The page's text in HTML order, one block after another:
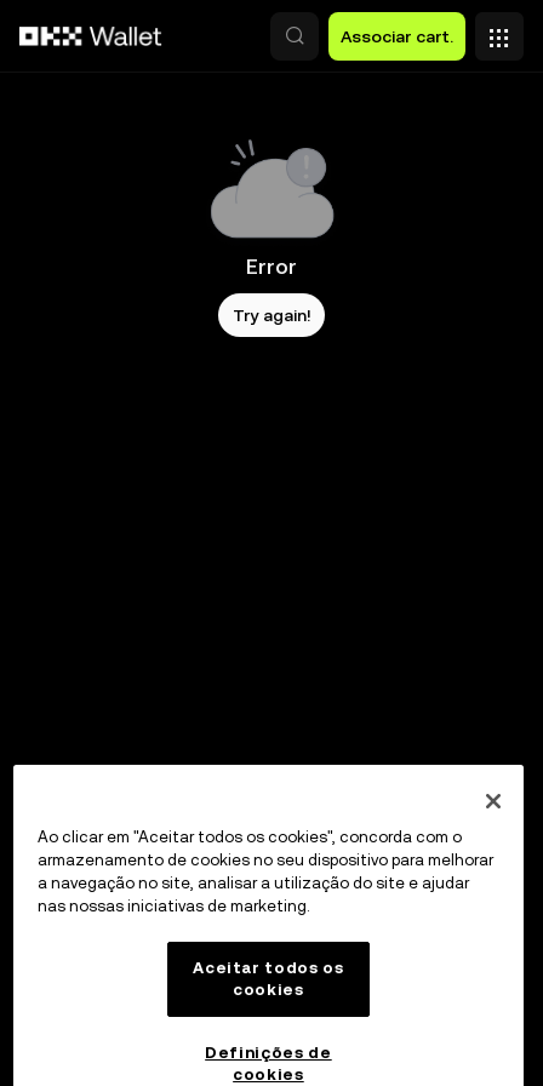
Associar cart.
Error
Try again!
Ao clicar em "Aceitar todos os cookies", concorda com o
armazenamento de cookies no seu dispositivo para melhorar
a navegação no site, analisar a utilização do site e ajudar
nas nossas iniciativas de marketing.
Aceitar todos os
cookies
Definições de
cookies